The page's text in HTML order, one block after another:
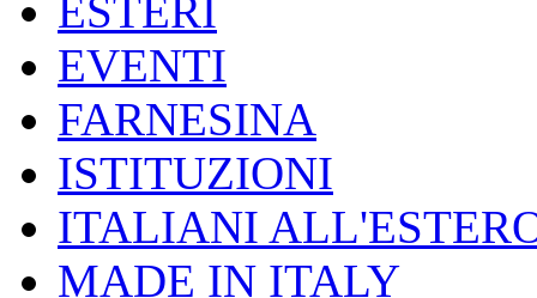
ESTERI
EVENTI
FARNESINA
ISTITUZIONI
ITALIANI
MADE IN ITALY